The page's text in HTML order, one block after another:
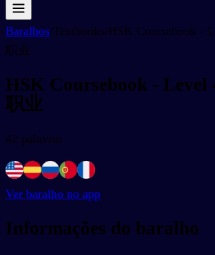
Baralhos/Textbooks/HSK Coursebook -
职业
HSK Coursebook - Level
职业
42 palavras
Ver baralho no app
Informações do baralho